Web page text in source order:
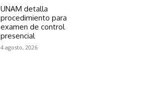
UNAM detalla
procedimiento para
examen de control
presencial
4 agosto, 2026